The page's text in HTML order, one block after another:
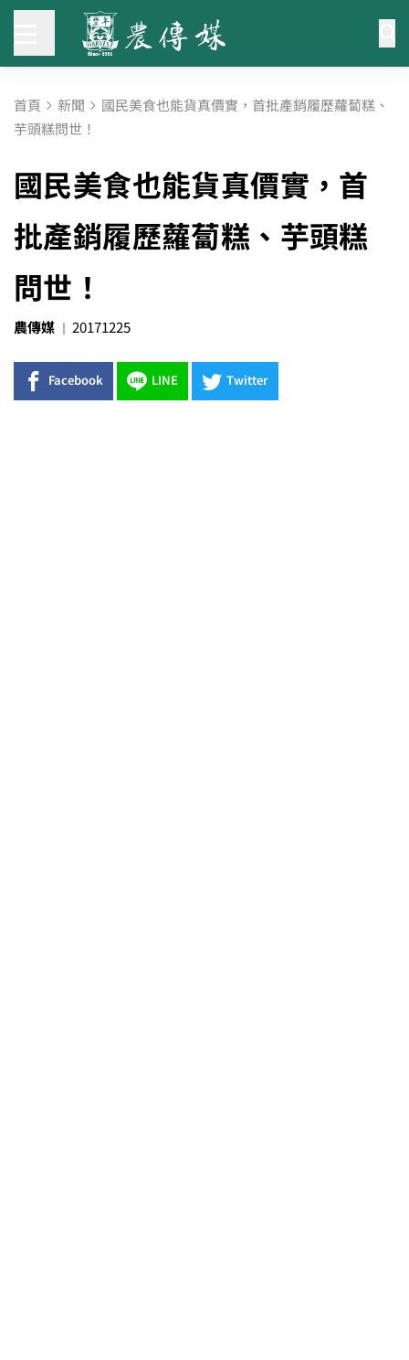
首頁 新聞 國民美食也能貨真價實，首批產銷履歷蘿蔔糕、
芋頭糕問世！
國民美食也能貨真價實，首
批產銷履歷蘿蔔糕、芋頭糕
問世！
農傳媒 20171225
Facebook LINE Twitter